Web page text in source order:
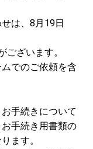
は、8月19日
ざいます。
でのご依頼を含
手続きについて
手続き用書類の
ます。